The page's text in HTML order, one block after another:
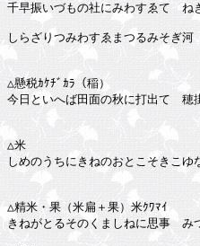
千早振いづもの社にみわすゑて　
しらざりつみわすゑまつるみそぎ河
（夫木和歌
△懸税ｶｹﾁﾞｶﾗ（稲）
今日といへば田面の秋に打出て　穂
（詠大神宮
△米
しめのうちにきねのおとこそきこ
（金葉和歌集
△精米・果（米扁＋果）米ｸﾜﾏｲ
きねがとるそのくましねに思事　